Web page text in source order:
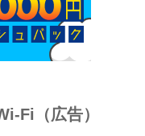
Fi（広告）